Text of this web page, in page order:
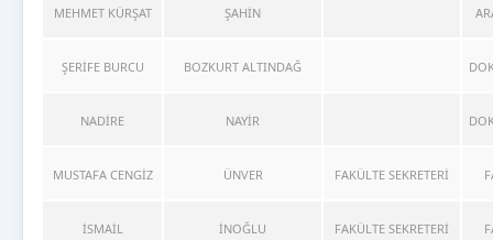
MEHMET KÜRŞAT ŞAHİN
ŞERİFE BURCU BOZKURT ALTINDAĞ
NADİRE NAYİR
MUSTAFA CENGİZ ÜNVER FAKÜLTE SEKRETERİ
İSMAİL İNOĞLU FAKÜLTE SEKRETERİ